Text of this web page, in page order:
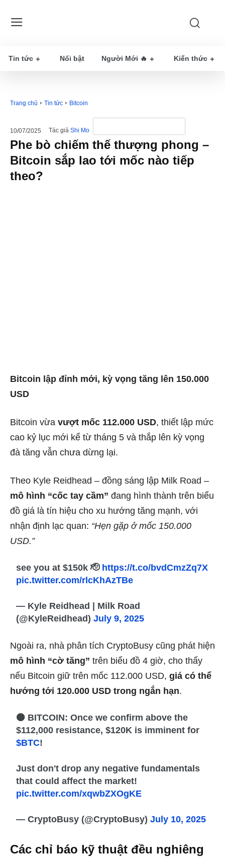
Tin tức Nổi bật Người Mới 🔥 Kiến thức
Trang chủ Tin tức Bitcoin
10/07/2025 Tác giả Shi Mo
Phe bò chiếm thế thượng phong –
Bitcoin sắp lao tới mốc nào tiếp
theo?
Bitcoin lập đỉnh mới, kỳ vọng tăng lên 150.000
USD
Bitcoin vừa vượt mốc 112.000 USD, thiết lập mức
cao kỷ lục mới kể từ tháng 5 và thắp lên kỳ vọng
đà tăng vẫn chưa dừng lại.
Theo Kyle Reidhead – đồng sáng lập Milk Road –
mô hình “cốc tay cầm” đang hình thành trên biểu
đồ giá là tín hiệu cho xu hướng tăng mạnh, với
nhận định lạc quan: “Hẹn gặp ở mốc 150.000
USD.”
see you at $150k 🫡 https://t.co/bvdCmzZq7X
pic.twitter.com/rlcKhAzTBe
— Kyle Reidhead | Milk Road
(@KyleReidhead)July 9, 2025
Ngoài ra, nhà phân tích CryptoBusy cũng phát hiện
mô hình “cờ tăng” trên biểu đồ 4 giờ, cho thấy
nếu Bitcoin giữ trên mốc 112.000 USD, giá có thể
hướng tới 120.000 USD trong ngắn hạn.
🟠 BITCOIN: Once we confirm above the
$112,000 resistance, $120K is imminent for
$BTC!
Just don't drop any negative fundamentals
that could affect the market!
pic.twitter.com/xqwbZXOgKE
— CryptoBusy (@CryptoBusy)July 10, 2025
Các chỉ báo kỹ thuật đều nghiêng